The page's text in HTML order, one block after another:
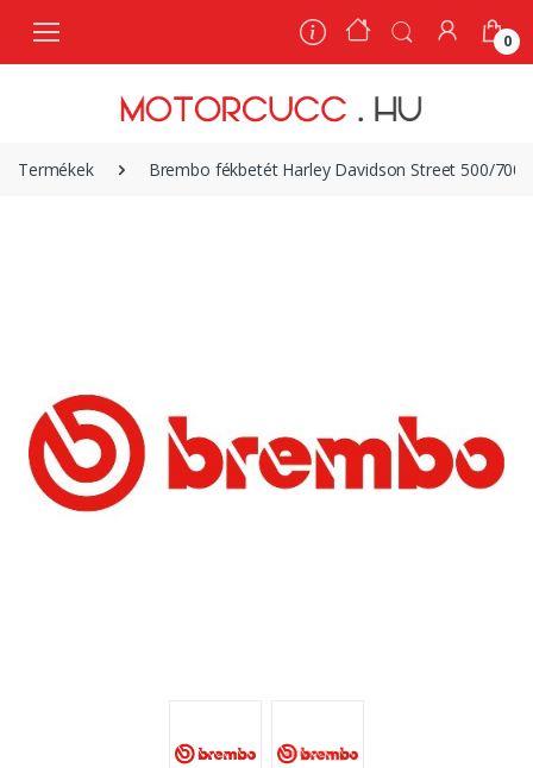
0
Termékek Brembo fékbetét Harley Davidson Street 500/700
0